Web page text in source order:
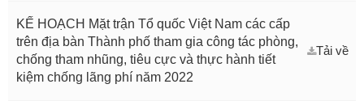
KẾ HOẠCH Mặt trận Tổ quốc Việt Nam các cấp
trên địa bàn Thành phố tham gia công tác phòng,
chống tham nhũng, tiêu cực và thực hành tiết
kiệm chống lãng phí năm 2022
Tải về